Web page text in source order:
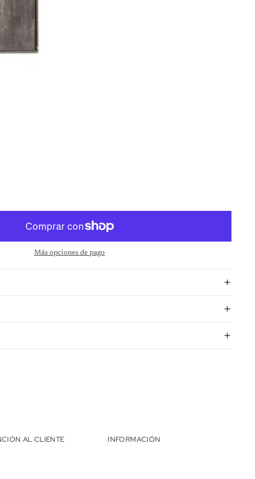
Más opciones de pago
AL CLIENTE INFORMACIÓN